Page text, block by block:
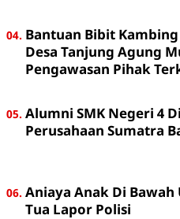
Bantuan Bibit
Desa Tanjung Agung
Pengawasan Pihak
Alumni SMK Negeri 4
Perusahaan Sumatra
Aniaya Anak Di
Tua Lapor Polisi